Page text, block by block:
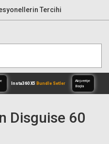
Tercihi
Disguise 60